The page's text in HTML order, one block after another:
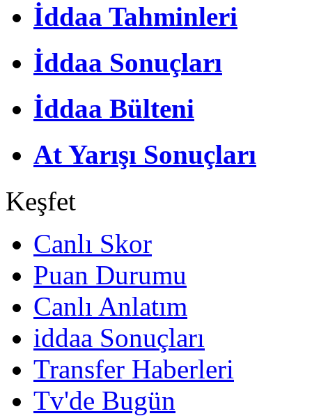
İddaa Tahminleri
İddaa Sonuçları
İddaa Bülteni
At Yarışı Sonuçları
Keşfet
Canlı Skor
Puan Durumu
Canlı Anlatım
iddaa Sonuçları
Transfer Haberleri
Tv'de Bugün